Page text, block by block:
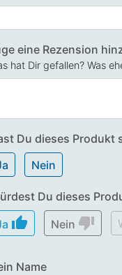
eine Rezension
hat Dir gefallen? Was
Du dieses Produkt
Nein
Du dieses
thumb_up Nein thumb_down
Name